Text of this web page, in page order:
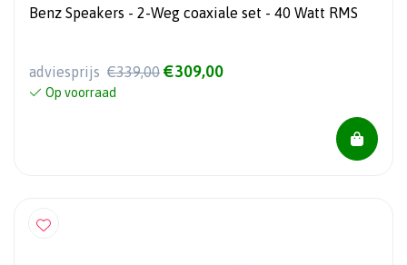
Benz Speakers - 2-Weg coaxiale set - 40 Watt RMS
adviesprijs €339,00 €309,00
Op voorraad